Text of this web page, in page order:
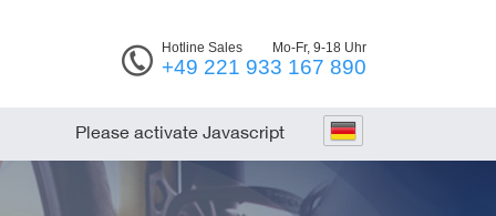
Please activate Javascript
Mo-Fr, 9-18 Uhr
Hotline Sales
+49 221 933 167 890